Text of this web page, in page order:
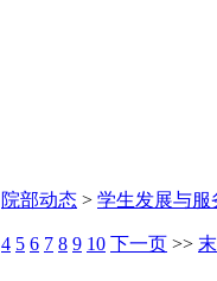
院部动态 > 学生发展与服
4 5 6 7 8 9 10 下一页 >>